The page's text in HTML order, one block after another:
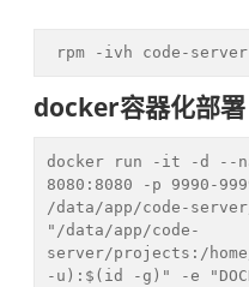
rpm -ivh code-
docker容器化部署
docker run -it -d --
8080:8080 -p 9990-
/data/app/code-
"/data/app/code-
server/projects:/
-u):$(id -g)" -e